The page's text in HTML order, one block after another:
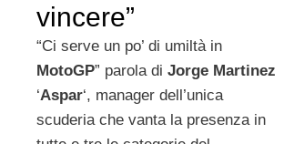
vincere”
“Ci serve un po’ di umiltà in
MotoGP” parola di Jorge Martinez
‘Aspar‘, manager dell’unica
scuderia che vanta la presenza in